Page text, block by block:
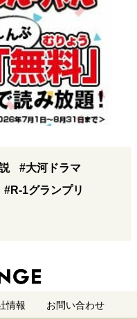
#大河ドラマ
#R-1グランプリ
情報 お問い合わせ